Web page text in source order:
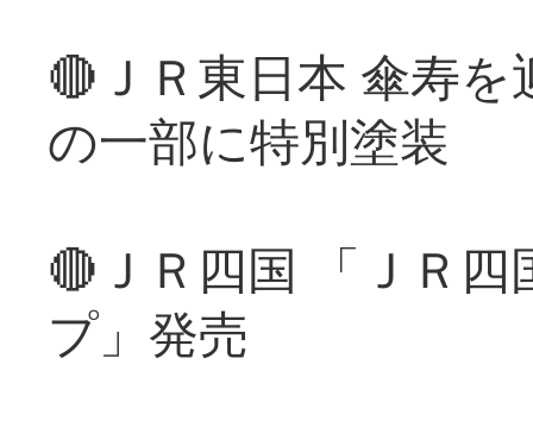
🔴ＪＲ東日本 傘寿
の一部に特別塗装
🔴ＪＲ四国 「ＪＲ
プ」発売